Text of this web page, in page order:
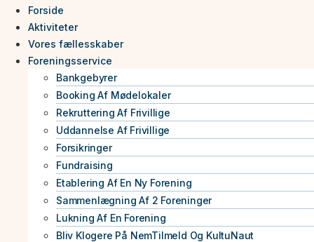
Forside
Aktiviteter
Vores fællesskaber
Foreningsservice
Bankgebyrer
Booking Af Mødelokaler
Rekruttering Af Frivillige
Uddannelse Af Frivillige
Forsikringer
Fundraising
Etablering Af En Ny Forening
Sammenlægning Af 2 Foreninger
Lukning Af En Forening
Bliv Klogere På NemTilmeld Og KultuNaut